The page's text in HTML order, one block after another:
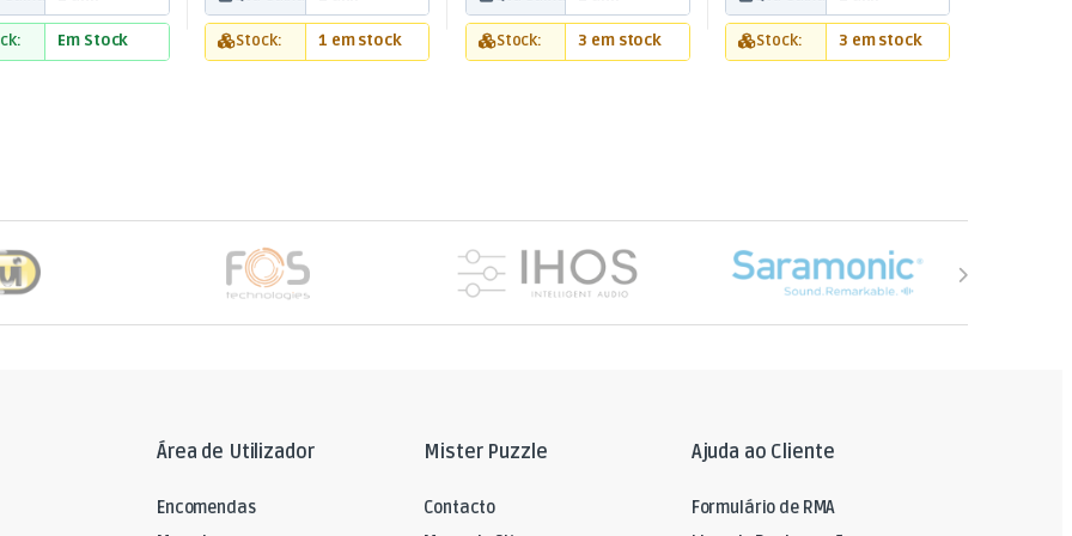
Em Stock Stock: 1 em stock Stock: 3 em stock Stock: 3 em stock
Área de Utilizador
Encomendas
Mister Puzzle
Contacto
Ajuda ao Cliente
Formulário de RMA